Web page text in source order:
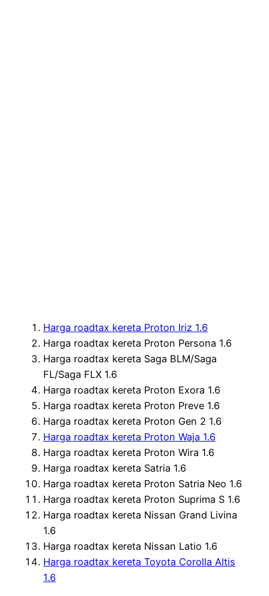
Harga roadtax kereta Proton Iriz 1.6
Harga roadtax kereta Proton Persona 1.6
Harga roadtax kereta Saga BLM/Saga
FL/Saga FLX 1.6
Harga roadtax kereta Proton Exora 1.6
Harga roadtax kereta Proton Preve 1.6
Harga roadtax kereta Proton Gen 2 1.6
Harga roadtax kereta Proton Waja 1.6
Harga roadtax kereta Proton Wira 1.6
Harga roadtax kereta Satria 1.6
Harga roadtax kereta Proton Satria Neo 1.6
Harga roadtax kereta Proton Suprima S 1.6
Harga roadtax kereta Nissan Grand Livina
1.6
Harga roadtax kereta Nissan Latio 1.6
Harga roadtax kereta Toyota Corolla Altis
1.6